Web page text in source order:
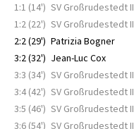
1:1 (14') SV Großrudestedt II
1:2 (22') SV Großrudestedt II
2:2 (29') Patrizia Bogner
3:2 (32') Jean-Luc Cox
3:3 (34') SV Großrudestedt II
3:4 (42') SV Großrudestedt II
3:5 (46') SV Großrudestedt II
3:6 (54') SV Großrudestedt II